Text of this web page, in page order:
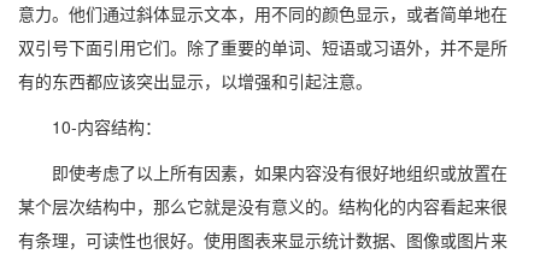
意力。他们通过斜体显示文本，用不同的颜色显示，或者简单地在
双引号下面引用它们。除了重要的单词、短语或习语外，并不是所
有的东西都应该突出显示，以增强和引起注意。
10-内容结构：
即使考虑了以上所有因素，如果内容没有很好地组织或放置在
某个层次结构中，那么它就是没有意义的。结构化的内容看起来很
有条理，可读性也很好。使用图表来显示统计数据、图像或图片来